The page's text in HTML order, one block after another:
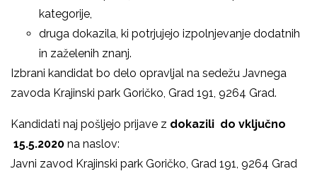
kategorije,
druga dokazila, ki potrjujejo izpolnjevanje dodatnih
in zaželenih znanj.
Izbrani kandidat bo delo opravljal na sedežu Javnega
zavoda Krajinski park Goričko, Grad 191, 9264 Grad.
Kandidati naj pošljejo prijave z dokazili do vključno
15.5.2020 na naslov:
Javni zavod Krajinski park Goričko, Grad 191, 9264 Grad